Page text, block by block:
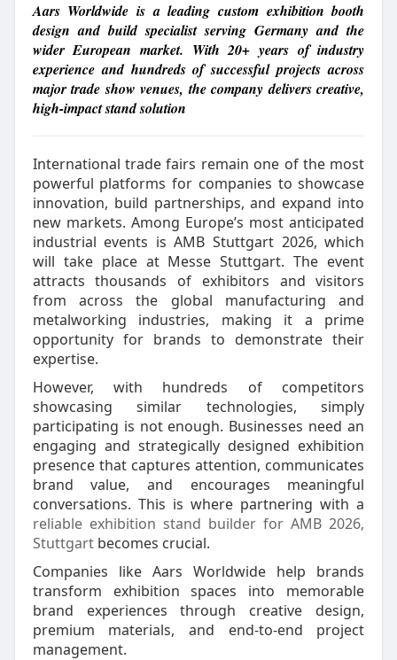
Aars Worldwide is a leading custom exhibition booth
design and build specialist serving Germany and the
wider European market. With 20+ years of industry
experience and hundreds of successful projects across
major trade show venues, the company delivers creative,
high-impact stand solution
International trade fairs remain one of the most
powerful platforms for companies to showcase
innovation, build partnerships, and expand into
new markets. Among Europe’s most anticipated
industrial events is AMB Stuttgart 2026, which
will take place at Messe Stuttgart. The event
attracts thousands of exhibitors and visitors
from across the global manufacturing and
metalworking industries, making it a prime
opportunity for brands to demonstrate their
expertise.
However, with hundreds of competitors
showcasing similar technologies, simply
participating is not enough. Businesses need an
engaging and strategically designed exhibition
presence that captures attention, communicates
brand value, and encourages meaningful
conversations. This is where partnering with a
reliable exhibition stand builder for AMB 2026,
Stuttgartbecomes crucial.
Companies like Aars Worldwide help brands
transform exhibition spaces into memorable
brand experiences through creative design,
premium materials, and end-to-end project
management.